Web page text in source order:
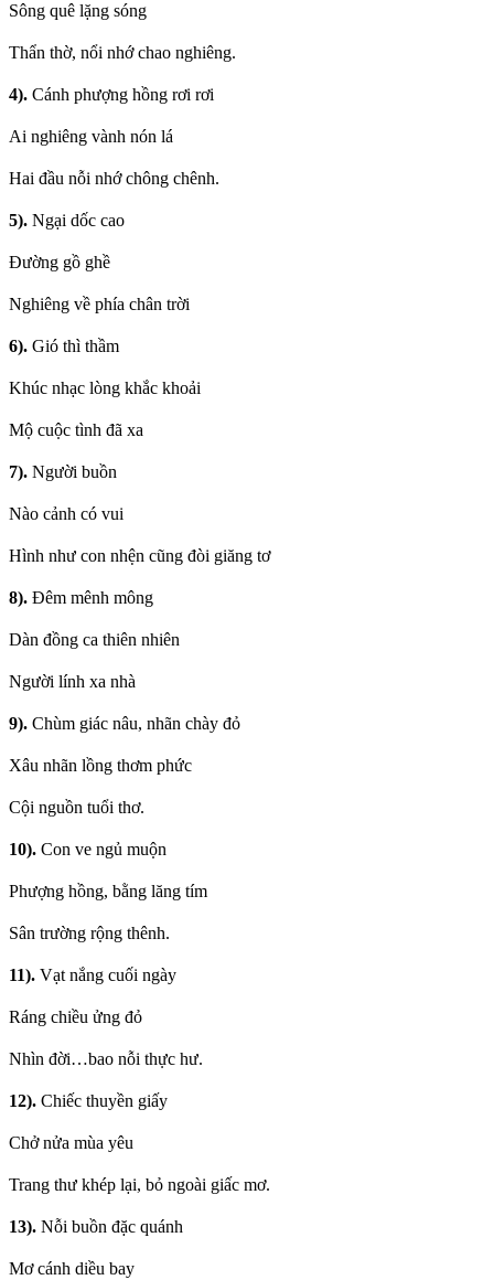
Sông quê lặng sóng
Thẩn thờ, nổi nhớ chao nghiêng.
4). Cánh phượng hồng rơi rơi
Ai nghiêng vành nón lá
Hai đầu nỗi nhớ chông chênh.
5). Ngại dốc cao
Đường gồ ghề
Nghiêng về phía chân trời
6). Gió thì thầm
Khúc nhạc lòng khắc khoải
Mộ cuộc tình đã xa
7). Người buồn
Nào cảnh có vui
Hình như con nhện cũng đòi giăng tơ
8). Đêm mênh mông
Dàn đồng ca thiên nhiên
Người lính xa nhà
9). Chùm giác nâu, nhãn chày đỏ
Xâu nhãn lồng thơm phức
Cội nguồn tuổi thơ.
10). Con ve ngủ muộn
Phượng hồng, bằng lăng tím
Sân trường rộng thênh.
11). Vạt nắng cuối ngày
Ráng chiều ửng đỏ
Nhìn đời…bao nỗi thực hư.
12). Chiếc thuyền giấy
Chở nửa mùa yêu
Trang thư khép lại, bỏ ngoài giấc mơ.
13). Nỗi buồn đặc quánh
Mơ cánh diều bay